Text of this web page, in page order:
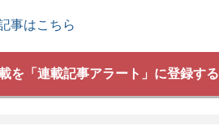
事はこちら
を「連載記事アラート」に登録する